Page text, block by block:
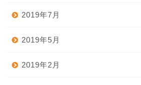
2019年7月
2019年5月
2019年2月